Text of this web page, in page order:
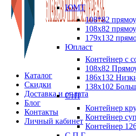
Каталог
Скидки
Доставка и оплата
Блог
Контакты
Личный кабинет
ЮМТ
108*82
108х82
179х132
Юпласт
Контейнер с
108х82
186х132
138х102
СтП
Контейнер
Контейнер
Контейнер